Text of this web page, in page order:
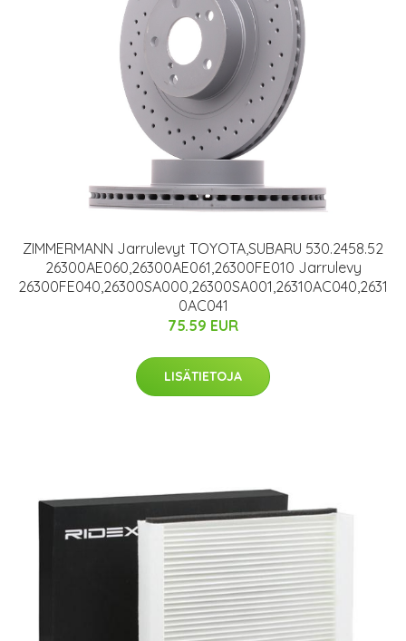
ZIMMERMANN Jarrulevyt TOYOTA,SUBARU 530.2458.52
26300AE060,26300AE061,26300FE010 Jarrulevy
26300FE040,26300SA000,26300SA001,26310AC040,2631
0AC041
75.59 EUR
LISÄTIETOJA